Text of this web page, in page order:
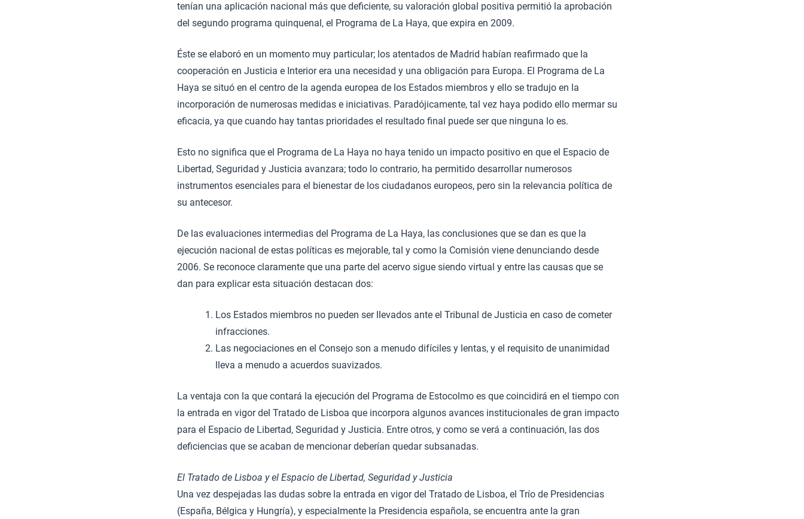
tenían una aplicación nacional más que deficiente, su valoración global positiva permitió la aprobación
del segundo programa quinquenal, el Programa de La Haya, que expira en 2009.
Éste se elaboró en un momento muy particular; los atentados de Madrid habían reafirmado que la
cooperación en Justicia e Interior era una necesidad y una obligación para Europa. El Programa de La
Haya se situó en el centro de la agenda europea de los Estados miembros y ello se tradujo en la
incorporación de numerosas medidas e iniciativas. Paradójicamente, tal vez haya podido ello mermar su
eficacia, ya que cuando hay tantas prioridades el resultado final puede ser que ninguna lo es.
Esto no significa que el Programa de La Haya no haya tenido un impacto positivo en que el Espacio de
Libertad, Seguridad y Justicia avanzara; todo lo contrario, ha permitido desarrollar numerosos
instrumentos esenciales para el bienestar de los ciudadanos europeos, pero sin la relevancia política de
su antecesor.
De las evaluaciones intermedias del Programa de La Haya, las conclusiones que se dan es que la
ejecución nacional de estas políticas es mejorable, tal y como la Comisión viene denunciando desde
2006. Se reconoce claramente que una parte del acervo sigue siendo virtual y entre las causas que se
dan para explicar esta situación destacan dos:
Los Estados miembros no pueden ser llevados ante el Tribunal de Justicia en caso de cometer
infracciones.
Las negociaciones en el Consejo son a menudo difíciles y lentas, y el requisito de unanimidad
lleva a menudo a acuerdos suavizados.
La ventaja con la que contará la ejecución del Programa de Estocolmo es que coincidirá en el tiempo con
la entrada en vigor del Tratado de Lisboa que incorpora algunos avances institucionales de gran impacto
para el Espacio de Libertad, Seguridad y Justicia. Entre otros, y como se verá a continuación, las dos
deficiencias que se acaban de mencionar deberían quedar subsanadas.
El Tratado de Lisboa y el Espacio de Libertad, Seguridad y Justicia
Una vez despejadas las dudas sobre la entrada en vigor del Tratado de Lisboa, el Trío de Presidencias
(España, Bélgica y Hungría), y especialmente la Presidencia española, se encuentra ante la gran